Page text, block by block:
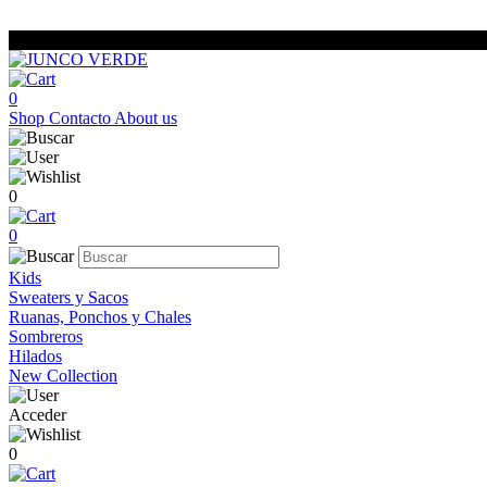
0
Shop Contacto About us
0
0
Kids
Sweaters y Sacos
Ruanas, Ponchos y Chales
Sombreros
Hilados
New Collection
Acceder
0